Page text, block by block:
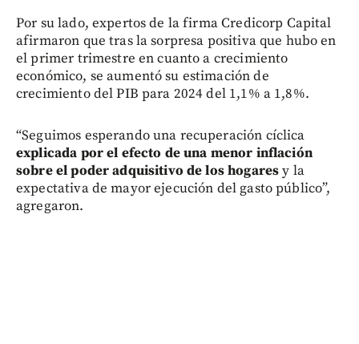
Por su lado, expertos de la firma Credicorp Capital
afirmaron que tras la sorpresa positiva que hubo en
el primer trimestre en cuanto a crecimiento
económico, se aumentó su estimación de
crecimiento del PIB para 2024 del 1,1% a 1,8%.
“Seguimos esperando una recuperación cíclica
explicada por el efecto de una menor inflación
sobre el poder adquisitivo de los hogaresy la
expectativa de mayor ejecución del gasto público”,
agregaron.